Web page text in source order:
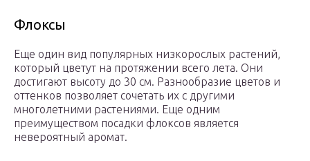
Флоксы
Еще один вид популярных низкорослых растений,
который цветут на протяжении всего лета. Они
достигают высоту до 30 см. Разнообразие цветов и
оттенков позволяет сочетать их с другими
многолетними растениями. Еще одним
преимуществом посадки флоксов является
невероятный аромат.